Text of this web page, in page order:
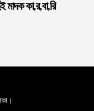
মাদক কা,র,বা,রি